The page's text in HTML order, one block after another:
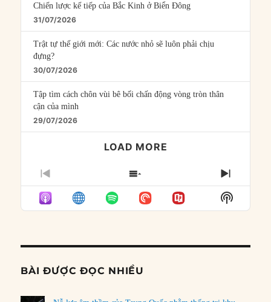
Chiến lược kế tiếp của Bắc Kinh ở Biển Đông
31/07/2026
Trật tự thế giới mới: Các nước nhỏ sẽ luôn phải chịu
đựng?
30/07/2026
Tập tìm cách chôn vùi bê bối chấn động vòng tròn thân
cận của mình
29/07/2026
LOAD MORE
PREVIOUS
EPISODE
SHOW
EPISODES
LIST
NEXT
Show
Podcast
BÀI ĐƯỢC ĐỌC NHIỀU